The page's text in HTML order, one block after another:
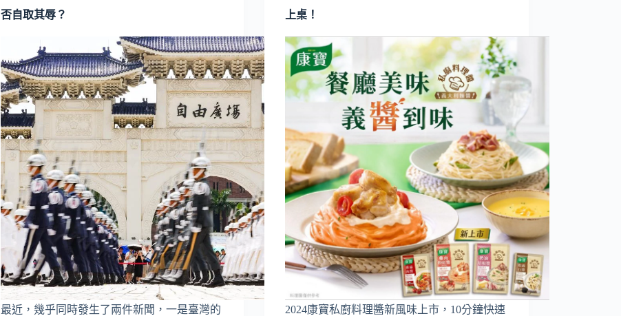
否自取其辱？
最近，幾乎同時發生了兩件新聞，一是臺灣的
上桌！
2024康寶私廚料理醬新風味上市，10分鐘快速